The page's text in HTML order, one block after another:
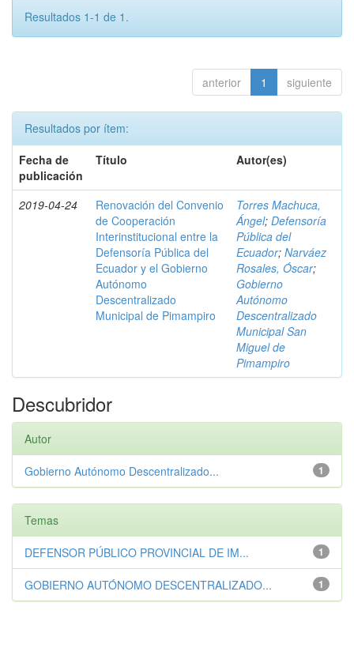
Resultados 1-1 de 1.
anterior 1 siguiente
Resultados por ítem:
Fecha de
publicación
Título Autor(es)
2019-04-24
Renovación del Convenio
de Cooperación
Interinstitucional entre la
Defensoría Pública del
Ecuador y el Gobierno
Autónomo
Descentralizado
Municipal de Pimampiro
Torres Machuca,
Ángel; Defensoría
Pública del
Ecuador; Narváez
Rosales, Óscar;
Gobierno
Autónomo
Descentralizado
Municipal San
Miguel de
Pimampiro
Descubridor
Autor
1
Gobierno Autónomo Descentralizado...
Temas
1
DEFENSOR PÚBLICO PROVINCIAL DE IM...
1
GOBIERNO AUTÓNOMO DESCENTRALIZADO...